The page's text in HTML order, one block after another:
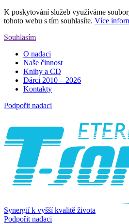
K poskytování služeb využíváme
tohoto webu s tím souhlasíte. Více
Souhlasím
O nadaci
Naše činnost
Knihy a CD
Dárci 2010 – 2026
Kontakty
Podpořit nadaci
Synergií k vyšší kvalitě života
Podpořit nadaci